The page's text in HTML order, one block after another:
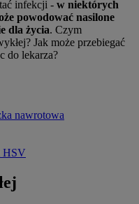
infekcji - w niektórych
powodować nasilone
dla życia. Czym
Jak może przebiegać
do lekarza?
nawrotowa
HSV